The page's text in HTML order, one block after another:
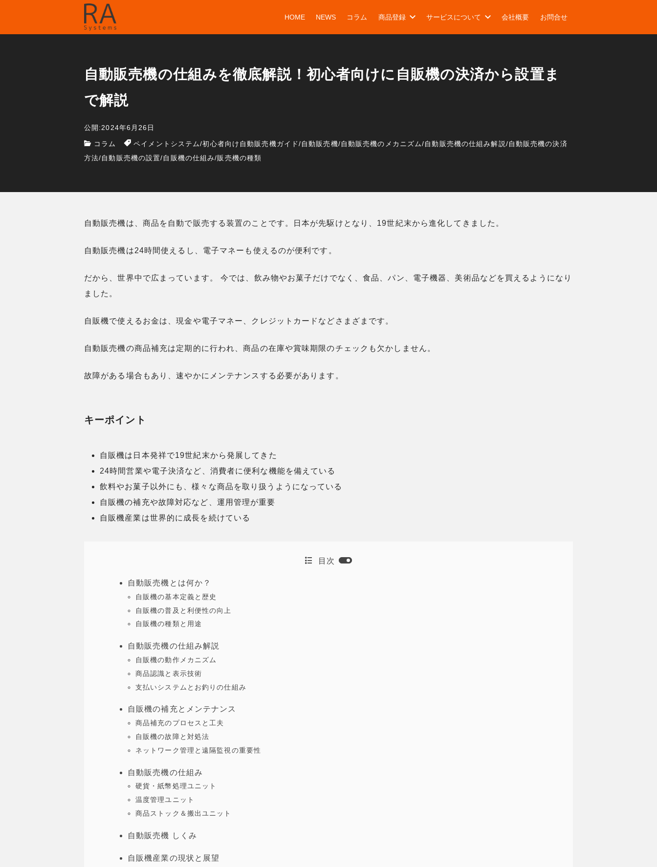
HOME NEWS コラム 商品登録 サービスについて 会社概要 お問合せ
自動販売機の仕組みを徹底解説！初心者向けに自販機の決済から設置ま
で解説
公開:2024年6月26日
コラム ペイメントシステム/初心者向け自動販売機ガイド/自動販売機/自動販売機のメカニズム/自動販売機の仕組み解説/自動販売機の決済
方法/自動販売機の設置/自販機の仕組み/販売機の種類
自動販売機は、商品を自動で販売する装置のことです。日本が先駆けとなり、19世紀末から進化してきました。
自動販売機は24時間使えるし、電子マネーも使えるのが便利です。
だから、世界中で広まっています。 今では、飲み物やお菓子だけでなく、食品、パン、電子機器、美術品などを買えるようになり
ました。
自販機で使えるお金は、現金や電子マネー、クレジットカードなどさまざまです。
自動販売機の商品補充は定期的に行われ、商品の在庫や賞味期限のチェックも欠かしません。
故障がある場合もあり、速やかにメンテナンスする必要があります。
キーポイント
自販機は日本発祥で19世紀末から発展してきた
24時間営業や電子決済など、消費者に便利な機能を備えている
飲料やお菓子以外にも、様々な商品を取り扱うようになっている
自販機の補充や故障対応など、運用管理が重要
自販機産業は世界的に成長を続けている
目次
自動販売機とは何か？
自販機の基本定義と歴史
自販機の普及と利便性の向上
自販機の種類と用途
自動販売機の仕組み解説
自販機の動作メカニズム
商品認識と表示技術
支払いシステムとお釣りの仕組み
自販機の補充とメンテナンス
商品補充のプロセスと工夫
自販機の故障と対処法
ネットワーク管理と遠隔監視の重要性
自動販売機の仕組み
硬貨・紙幣処理ユニット
温度管理ユニット
商品ストック＆搬出ユニット
自動販売機 しくみ
自販機産業の現状と展望